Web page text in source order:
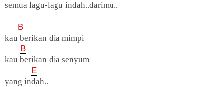
semua lagu-lagu indah..darimu..
B
kau berikan dia mimpi
B
kau berikan dia senyum
E
yang indah..